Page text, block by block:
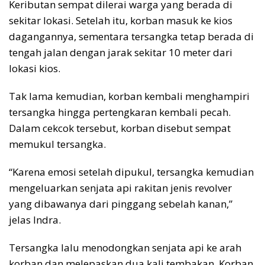
Keributan sempat dilerai warga yang berada di
sekitar lokasi. Setelah itu, korban masuk ke kios
dagangannya, sementara tersangka tetap berada di
tengah jalan dengan jarak sekitar 10 meter dari
lokasi kios.
Tak lama kemudian, korban kembali menghampiri
tersangka hingga pertengkaran kembali pecah.
Dalam cekcok tersebut, korban disebut sempat
memukul tersangka.
“Karena emosi setelah dipukul, tersangka kemudian
mengeluarkan senjata api rakitan jenis revolver
yang dibawanya dari pinggang sebelah kanan,”
jelas Indra.
Tersangka lalu menodongkan senjata api ke arah